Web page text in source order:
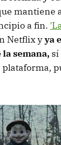
mantiene
a fin.
Netflix yya
semana, sí